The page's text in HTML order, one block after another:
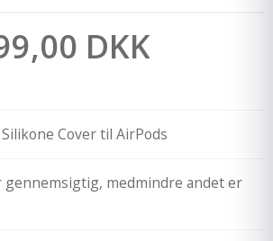
DKK
Cover til AirPods
gennemsigtig, medmindre andet er